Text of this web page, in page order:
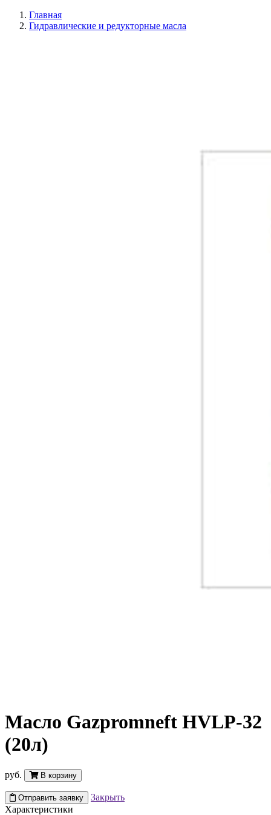
Главная
Гидравлические и редукторные масла
Масло Gazpromneft HVLP-32
(20л)
руб. В корзину
Отправить заявку
Закрыть
Характеристики